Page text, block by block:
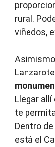
rural.
viñedos,
Llegar
te
Dentro
está el